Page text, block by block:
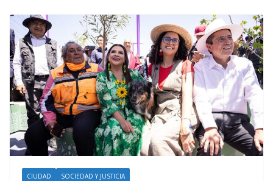
CIUDAD SOCIEDAD Y JUSTICIA